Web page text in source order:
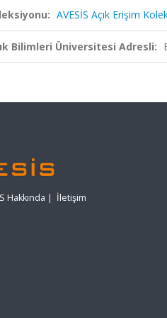
AVESİS Açık Erişim
Bilimleri Üniversitesi Adresli:
Hakkında | İletişim